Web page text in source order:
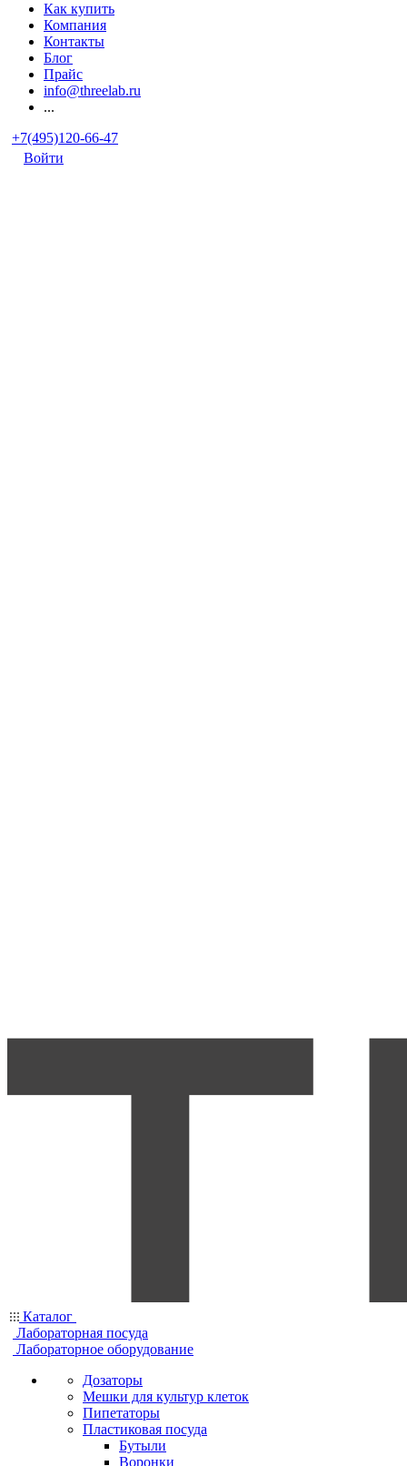
Как купить
Компания
Контакты
Блог
Прайс
info@threelab.ru
...
+7(495)120-66-47
Войти
Каталог
Лабораторная посуда
Лабораторное оборудование
Дозаторы
Мешки для культур клеток
Пипетаторы
Пластиковая посуда
Бутыли
Воронки